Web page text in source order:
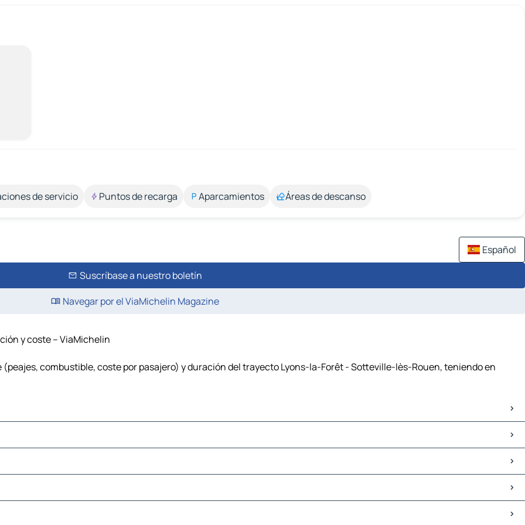
de servicio Puntos de recarga Aparcamientos Áreas de descanso
Español
Suscríbase a nuestro boletín
Navegar por el ViaMichelin Magazine
y coste – ViaMichelin
combustible, coste por pasajero) y duración del trayecto Lyons-la-Forêt - Sotteville-lès-Rouen, teniendo en